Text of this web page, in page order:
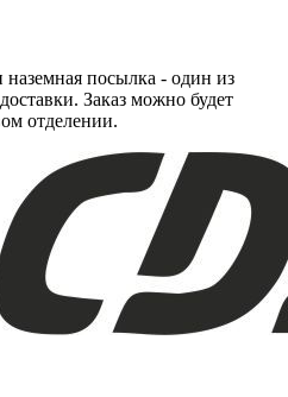
наземная посылка - один из
Заказ можно будет
отделении.